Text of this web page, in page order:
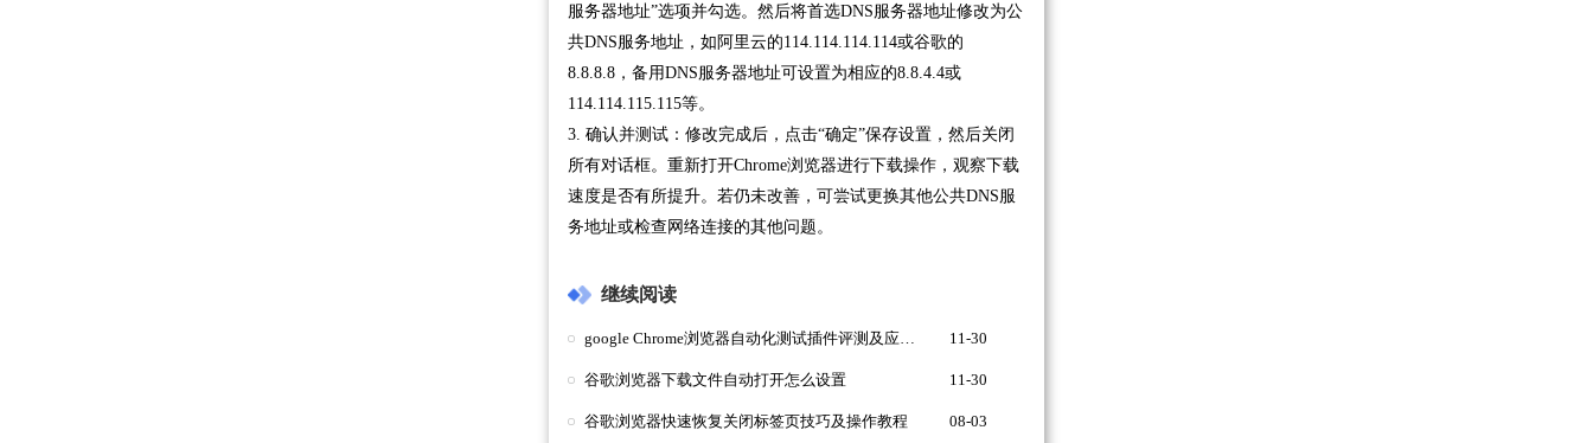
服务器地址”选项并勾选。然后将首选DNS服务器地址修改为公
共DNS服务地址，如阿里云的114.114.114.114或谷歌的
8.8.8.8，备用DNS服务器地址可设置为相应的8.8.4.4或
114.114.115.115等。
3. 确认并测试：修改完成后，点击“确定”保存设置，然后关闭
所有对话框。重新打开Chrome浏览器进行下载操作，观察下载
速度是否有所提升。若仍未改善，可尝试更换其他公共DNS服
务地址或检查网络连接的其他问题。
继续阅读
google Chrome浏览器自动化测试插件评测及应用指南 11-30
谷歌浏览器下载文件自动打开怎么设置 11-30
谷歌浏览器快速恢复关闭标签页技巧及操作教程 08-03